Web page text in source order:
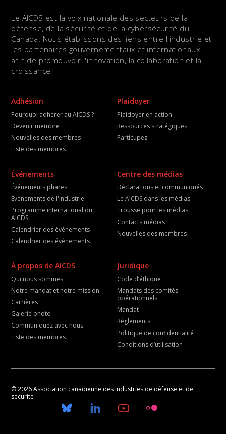
Le AICDS est la voix nationale des secteurs de la
défense, de la sécurité et de la cybersécurité du
Canada. Nous établissons des liens entre l'industrie et
les partenaires gouvernementaux et internationaux
afin de promouvoir l'innovation, la collaboration et la
croissance.
Adhésion
Pourquoi adhérer au AICDS ?
Devenir membre
Nouvelles des membres
Liste des membres
Plaidoyer
Plaidoyer en action
Ressources stratégiques
Particupez
Événements
Événements phares
Événements de l'industrie
Programme international du
AICDS
Calendrier des événements
Calendrier des événements
Centre des médias
Déclarations et communiqués
Le AICDS dans les médias
Trousse pour les médias
Contacts médias
Nouvelles des membres
À propos de AICDS
Qui nous sommes
Notre mandat et notre mission
Carrières
Galerie photo
Communiquez avec nous
Liste des membres
Juridique
Code d’éthique
Mandats des comités
opérationnels
Mandat
Règlements
Politique de confidentialité
Conditions d’utilisation
© 2026 Association canadienne des industries de défense et de
sécurité